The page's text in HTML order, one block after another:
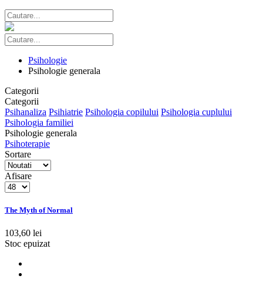
Psihologie
Psihologie generala
Categorii
Categorii
Psihanaliza Psihiatrie Psihologia copilului Psihologia cuplului
Psihologia familiei
Psihologie generala
Psihoterapie
Sortare
Afisare
The Myth of Normal
103,60 lei
Stoc epuizat